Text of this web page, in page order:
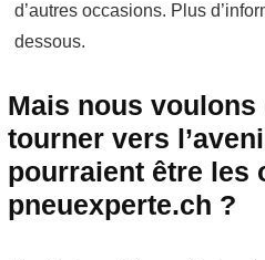
d’autres occasions. Plus
dessous.
Mais nous voulons
tourner vers
pourraient être les
pneuexperte.ch ?